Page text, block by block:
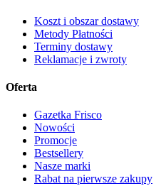
Koszt i obszar dostawy
Metody Płatności
Terminy dostawy
Reklamacje i zwroty
Oferta
Gazetka Frisco
Nowości
Promocje
Bestsellery
Nasze marki
Rabat na pierwsze zakupy